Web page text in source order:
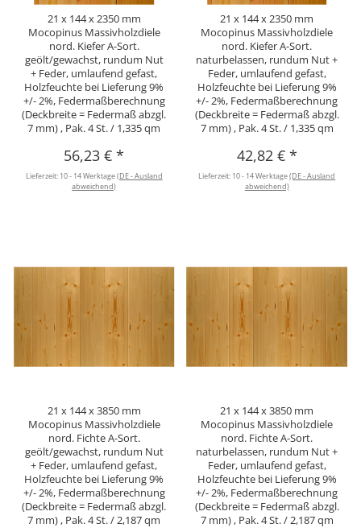
21 x 144 x 2350 mm
Mocopinus Massivholzdiele
nord. Kiefer A-Sort.
geölt/gewachst, rundum Nut
+ Feder, umlaufend gefast,
Holzfeuchte bei Lieferung 9%
+/- 2%, Federmaßberechnung
(Deckbreite = Federmaß abzgl.
7 mm) , Pak. 4 St. / 1,335 qm
56,23 €*
Lieferzeit: 10 - 14 Werktage(DE - Ausland
abweichend)
21 x 144 x 2350 mm
Mocopinus Massivholzdiele
nord. Kiefer A-Sort.
naturbelassen, rundum Nut +
Feder, umlaufend gefast,
Holzfeuchte bei Lieferung 9%
+/- 2%, Federmaßberechnung
(Deckbreite = Federmaß abzgl.
7 mm) , Pak. 4 St. / 1,335 qm
42,82 € *
Lieferzeit: 10 - 14 Werktage(DE - Ausland
abweichend)
21 x 144 x 3850 mm
Mocopinus Massivholzdiele
nord. Fichte A-Sort.
geölt/gewachst, rundum Nut
+ Feder, umlaufend gefast,
Holzfeuchte bei Lieferung 9%
+/- 2%, Federmaßberechnung
(Deckbreite = Federmaß abzgl.
7 mm) , Pak. 4 St. / 2,187 qm
21 x 144 x 3850 mm
Mocopinus Massivholzdiele
nord. Fichte A-Sort.
naturbelassen, rundum Nut +
Feder, umlaufend gefast,
Holzfeuchte bei Lieferung 9%
+/- 2%, Federmaßberechnung
(Deckbreite = Federmaß abzgl.
7 mm) , Pak. 4 St. / 2,187 qm